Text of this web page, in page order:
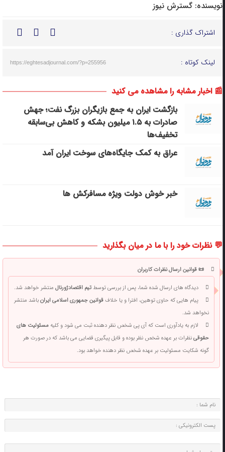
نویسنده: گسترش نیوز
اشتراک گذاری :
لینک کوتاه : https://eghtesadjournal.com/?p=255956
📰 اخبار مشابه را مشاهده می کنید
بازگشت ایران به جمع بازیگران بزرگ نفت؛ جهش
صادرات به ۱.۵ میلیون بشکه و کاهش بی‌سابقه
تخفیف‌ها
عراق به کمک جایگاه‌های سوخت ایران آمد
خبر خوش دولت ویژه مسافرکش‌ ها
💬 نظرات خود را با ما در میان بگذارید
📜 قوانین ارسال نظرات کاربران
دیدگاه های ارسال شده شما، پس از بررسی توسطتیم اقتصادژورنالمنتشر خواهد شد.
پیام هایی که حاوی توهین، افترا و یا خلافقوانین جمهوری اسلامی ایرانباشد منتشر
نخواهد شد.
لازم به یادآوری است که آی پی شخص نظر دهنده ثبت می شود و کلیهمسئولیت های
حقوقینظرات بر عهده شخص نظر بوده و قابل پیگیری قضایی می باشد که در صورت هر
گونه شکایت مسئولیت بر عهده شخص نظر دهنده خواهد بود.